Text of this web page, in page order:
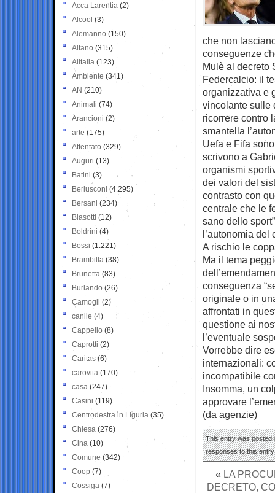
che non
conseguenze
Mulè al decreto
Federcalcio: il
organizzativa e
vincolante sulle
ricorrere contro
smantella
Uefa e Fifa
scrivono a
organismi
dei valori del
contrasto con
centrale che le
sano dello
l’autonomia del
A rischio le
Ma il tema
conseguenza
originale o in
affrontati in
questione ai
l’eventuale
Vorrebbe dire
internazionali:
incompatibile
Insomma, un
approvare
(da agenzie)
This entry was posted
responses to this
« LA
DECRETO,
Acca Larentia (2)
Alcool (3)
Alemanno (150)
Alfano (315)
Alitalia (123)
Ambiente (341)
AN (210)
Animali (74)
Arancioni (2)
arte (175)
Attentato (329)
Auguri (13)
Batini (3)
Berlusconi (4.295)
Bersani (234)
Biasotti (12)
Boldrini (4)
Bossi (1.221)
Brambilla (38)
Brunetta (83)
Burlando (26)
Camogli (2)
canile (4)
Cappello (8)
Caprotti (2)
Caritas (6)
carovita (170)
casa (247)
Casini (119)
Centrodestra in Liguria (35)
Chiesa (276)
Cina (10)
Comune (342)
Coop (7)
Cossiga (7)